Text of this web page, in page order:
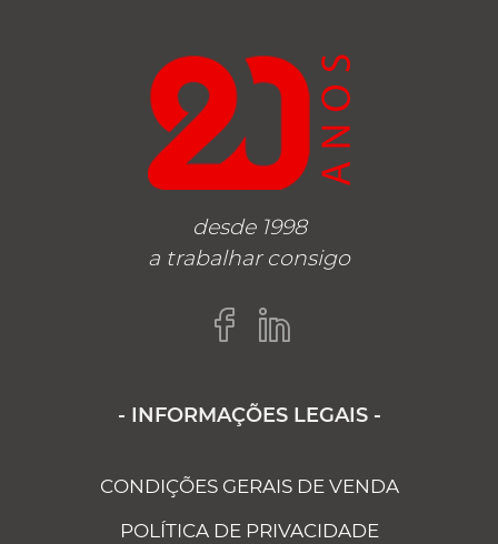
desde 1998
a trabalhar consigo
- INFORMAÇÕES LEGAIS -
CONDIÇÕES GERAIS DE VENDA
POLÍTICA DE PRIVACIDADE